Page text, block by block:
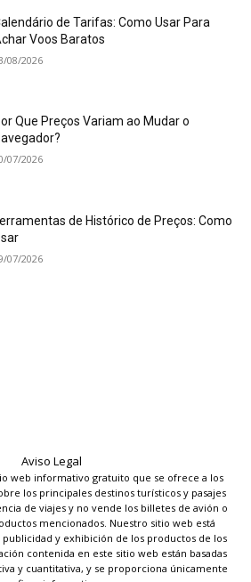
de Tarifas: Como Usar Para
Voos Baratos
08/2026
Que Preços Variam ao Mudar o
07/2026
de Histórico de Preços: Como
07/2026
Aviso Legal
web informativo gratuito que se ofrece a los
los principales destinos turísticos y pasajes
de viajes y no vende los billetes de avión o
mencionados. Nuestro sitio web está
y exhibición de los productos de los
contenida en este sitio web están basadas
y cuantitativa, y se proporciona únicamente